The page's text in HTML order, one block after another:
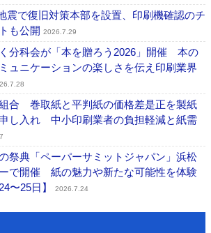
震で復旧対策本部を設置、印刷機確認のチ
も公開 2026.7.29
分科会が「本を贈ろう2026」開催 本の
ュニケーションの楽しさを伝え印刷業界
合 巻取紙と平判紙の価格差是正を製紙
し入れ 中小印刷業者の負担軽減と紙需
典「ペーパーサミットジャパン」浜松
で開催 紙の魅力や新たな可能性を体験
〜25日】
2026.7.24